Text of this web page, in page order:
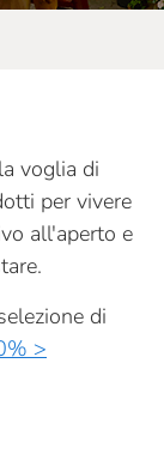
voglia di
per vivere
all'aperto e
di
>